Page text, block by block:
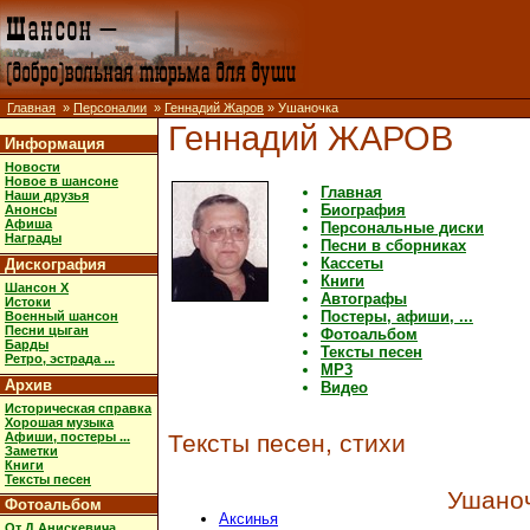
Главная » Персоналии » Геннадий Жаров » Ушаночка
Информация
Новости
Новое в шансоне
Наши друзья
Анонсы
Афиша
Награды
Дискография
Шансон X
Истоки
Военный шансон
Песни цыган
Барды
Ретро, эстрада ...
Архив
Историческая справка
Хорошая музыка
Афиши, постеры ...
Заметки
Книги
Тексты песен
Фотоальбом
Геннадий ЖАРОВ
Главная
Биография
Персональные диски
Песни в сборниках
Кассеты
Книги
Автографы
Постеры, афиши, ...
Фотоальбом
Тексты песен
MP3
Видео
Тексты песен, стихи
Аксинья